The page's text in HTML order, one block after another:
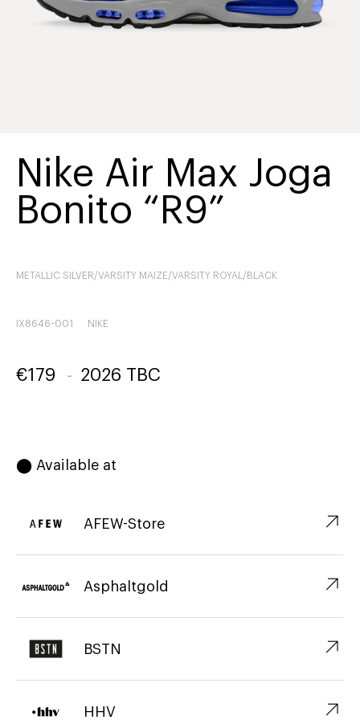
Nike Air Max Joga
Bonito “R9”
METALLIC SILVER/VARSITY MAIZE/VARSITY ROYAL/BLACK
IX8646-001 NIKE
€179 - 2026 TBC
⬤ Available at
AFEW-Store ↗︎
Asphaltgold ↗︎
BSTN ↗︎
HHV ↗︎